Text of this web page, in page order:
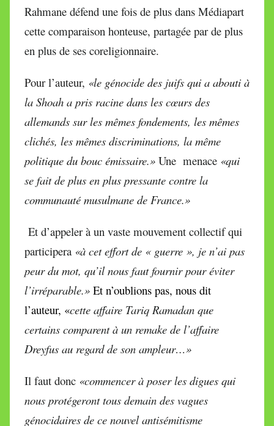
Rahmane défend une fois de plus dans Médiapart
cette comparaison honteuse, partagée par de plus
en plus de ses coreligionnaire.
Pour l’auteur, «le génocide des juifs qui a abouti à
la Shoah a pris racine dans les cœurs des
allemands sur les mêmes fondements, les mêmes
clichés, les mêmes discriminations, la même
politique du bouc émissaire.» Une menace «qui
se fait de plus en plus pressante contre la
communauté musulmane de France.»
Et d’appeler à un vaste mouvement collectif qui
participera «à cet effort de « guerre », je n’ai pas
peur du mot, qu’il nous faut fournir pour éviter
l’irréparable.» Et n’oublions pas, nous dit
l’auteur, «cette affaire Tariq Ramadan que
certains comparent à un remake de l’affaire
Dreyfus au regard de son ampleur…»
Il faut donc «commencer à poser les digues qui
nous protégeront tous demain des vagues
génocidaires de ce nouvel antisémitisme